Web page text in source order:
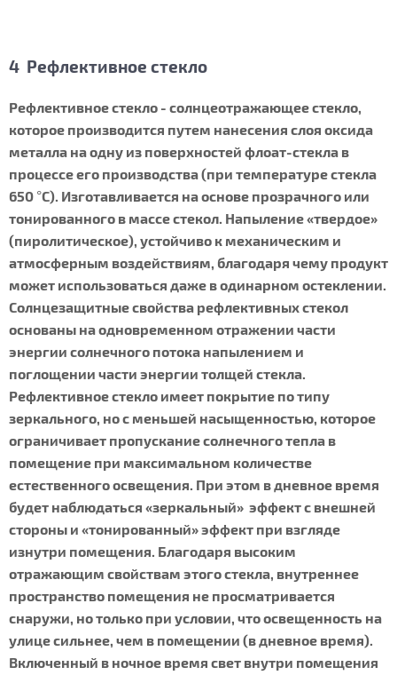
4 Рефлективное стекло
Рефлективное стекло - солнцеотражающее стекло,
которое производится путем нанесения слоя оксида
металла на одну из поверхностей флоат-стекла в
процессе его производства (при температуре стекла
650 °С). Изготавливается на основе прозрачного или
тонированного в массе стекол. Напыление «твердое»
(пиролитическое), устойчиво к механическим и
атмосферным воздействиям, благодаря чему продукт
может использоваться даже в одинарном остеклении.
Солнцезащитные свойства рефлективных стекол
основаны на одновременном отражении части
энергии солнечного потока напылением и
поглощении части энергии толщей стекла.
Рефлективное стекло имеет покрытие по типу
зеркального, но с меньшей насыщенностью, которое
ограничивает пропускание солнечного тепла в
помещение при максимальном количестве
естественного освещения. При этом в дневное время
будет наблюдаться «зеркальный» эффект с внешней
стороны и «тонированный» эффект при взгляде
изнутри помещения. Благодаря высоким
отражающим свойствам этого стекла, внутреннее
пространство помещения не просматривается
снаружи, но только при условии, что освещенность на
улице сильнее, чем в помещении (в дневное время).
Включенный в ночное время свет внутри помещения